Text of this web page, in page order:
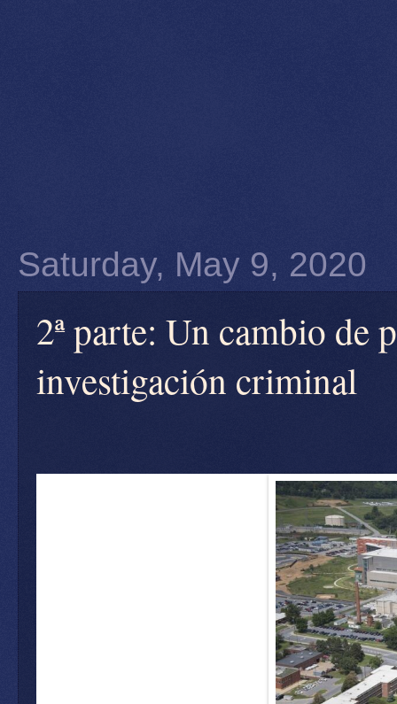
Saturday, May 9, 2020
2ª parte: Un cambio de
investigación criminal